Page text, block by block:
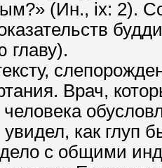
(Ин., ix: 2).
главу).
Врач,
человека
как глуп
с общими